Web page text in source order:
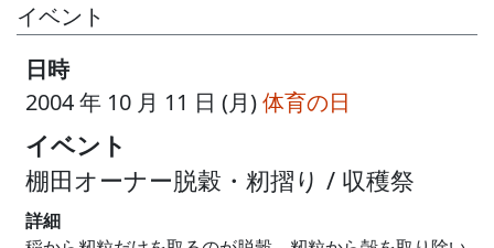
イベント
日時
2004 年 10 月 11 日 (月)体育の日
イベント
棚田オーナー脱穀・籾摺り / 収穫祭
詳細